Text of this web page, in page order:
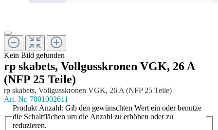
Kein Bild gefunden
rp skabets, Vollgusskronen VGK, 26 A
(NFP 25 Teile)
rp skabets, Vollgusskronen VGK, 26 A (NFP 25 Teile)
Art. Nr. 7001002611
Produkt Anzahl: Gib den gewünschten Wert ein oder benutze
die Schaltflächen um die Anzahl zu erhöhen oder zu
reduzieren.